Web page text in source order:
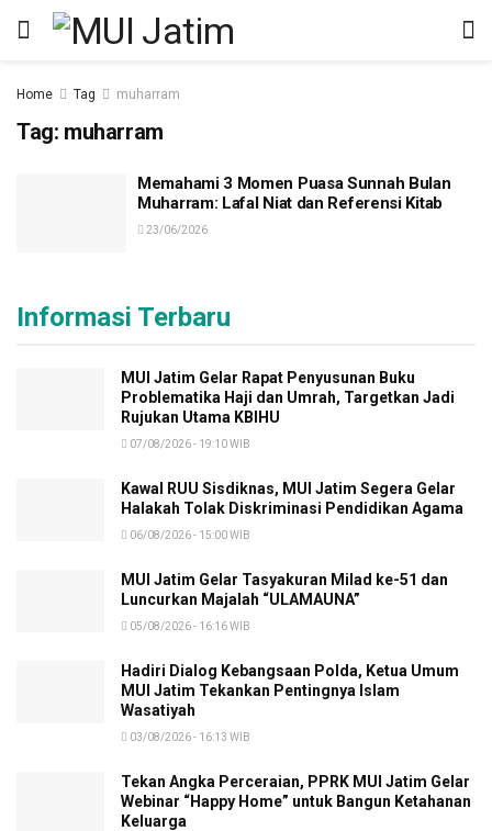
Home Tag muharram
Tag: muharram
Memahami 3 Momen Puasa Sunnah Bulan
Muharram: Lafal Niat dan Referensi Kitab
23/06/2026
Informasi Terbaru
MUI Jatim Gelar Rapat Penyusunan Buku
Problematika Haji dan Umrah, Targetkan Jadi
Rujukan Utama KBIHU
07/08/2026 - 19:10 WIB
Kawal RUU Sisdiknas, MUI Jatim Segera Gelar
Halakah Tolak Diskriminasi Pendidikan Agama
06/08/2026 - 15:00 WIB
MUI Jatim Gelar Tasyakuran Milad ke-51 dan
Luncurkan Majalah “ULAMAUNA”
05/08/2026 - 16:16 WIB
Hadiri Dialog Kebangsaan Polda, Ketua Umum
MUI Jatim Tekankan Pentingnya Islam
Wasatiyah
03/08/2026 - 16:13 WIB
Tekan Angka Perceraian, PPRK MUI Jatim Gelar
Webinar “Happy Home” untuk Bangun Ketahanan
Keluarga